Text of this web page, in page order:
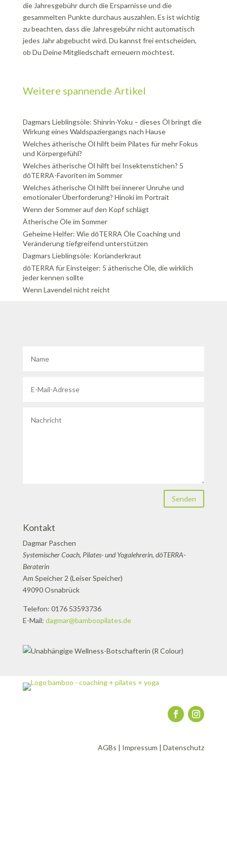
die Jahresgebühr durch die Ersparnisse und die
gesammelten Punkte durchaus auszahlen. Es ist wichtig
zu beachten, dass die Jahresgebühr nicht automatisch
jedes Jahr abgebucht wird. Du kannst frei entscheiden,
ob Du Deine Mitgliedschaft erneuern möchtest.
Weitere spannende Artikel
Dagmars Lieblingsöle: Shinrin-Yoku – dieses Öl bringt die
Wirkung eines Waldspaziergangs nach Hause
Welches ätherische Öl hilft beim Pilates für mehr Fokus
und Körpergefühl?
Welches ätherische Öl hilft bei Insektenstichen? 5
dōTERRA-Favoriten im Sommer
Welches ätherische Öl hilft bei innerer Unruhe und
emotionaler Überforderung? Hinoki im Portrait
Wenn der Sommer auf den Kopf schlägt
Ätherische Öle im Sommer
Geheime Helfer: Wie dōTERRA Öle Coaching und
Veränderung tiefgreifend unterstützen
Dagmars Lieblingsöle: Korianderkraut
dōTERRA für Einsteiger: 5 ätherische Öle, die wirklich
jeder kennen sollte
Wenn Lavendel nicht reicht
Senden
Kontakt
Dagmar Paschen
Systemischer Coach, Pilates- und Yogalehrerin, dōTERRA-
Beraterin
Am Speicher 2 (Leiser Speicher)
49090 Osnabrück
Telefon: 0176 53593736
E-Mail: dagmar@bamboopilates.de
AGBs | Impressum |Datenschutz